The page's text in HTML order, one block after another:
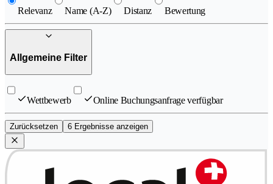
Relevanz Name (A-Z) Distanz Bewertung
Allgemeine Filter
Wettbewerb Online Buchungsanfrage verfügbar
Zurücksetzen 6 Ergebnisse anzeigen